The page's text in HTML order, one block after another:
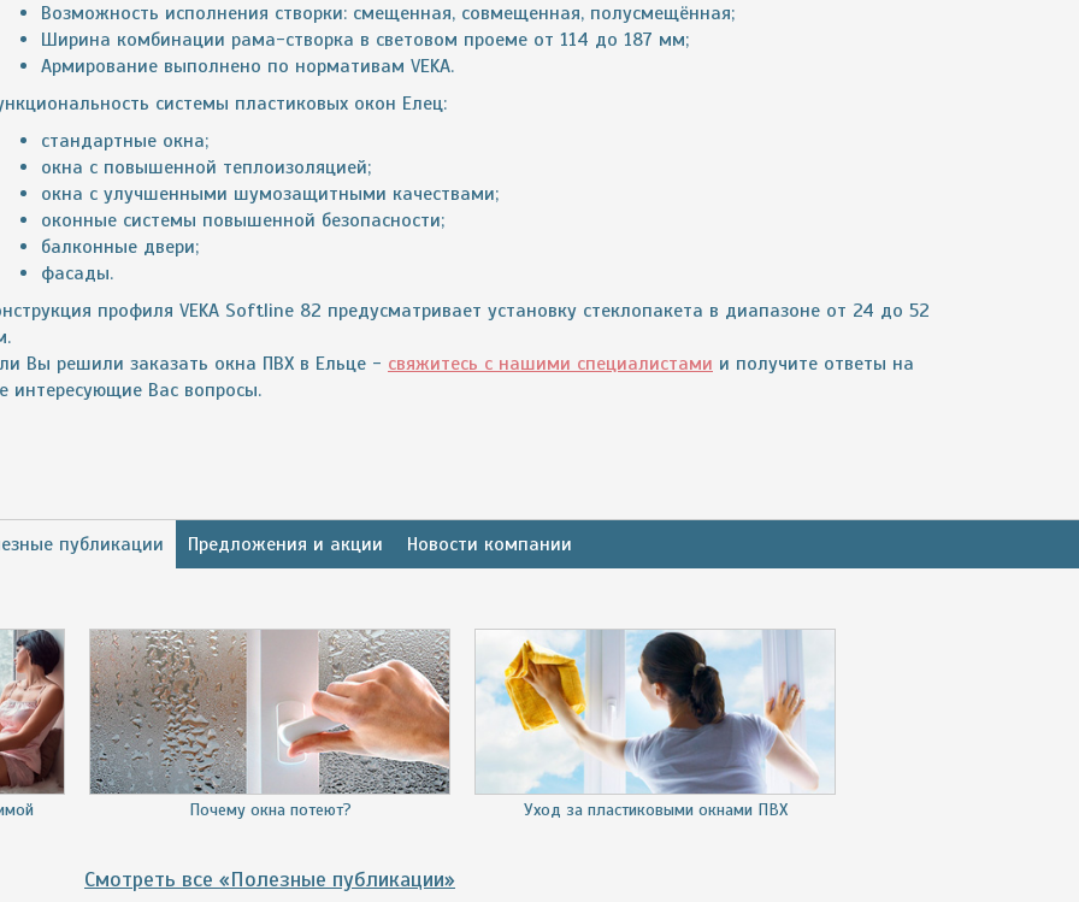
Возможность исполнения створки: смещенная, совмещенная, полусмещённая;
Ширина комбинации рама-створка в световом проеме от 114 до 187 мм;
Армирование выполнено по нормативам VEKA.
системы пластиковых окон Елец:
стандартные окна;
окна с повышенной теплоизоляцией;
окна с улучшенными шумозащитными качествами;
оконные системы повышенной безопасности;
балконные двери;
фасады.
профиля VEKA Softline 82 предусматривает установку стеклопакета в диапазоне от 24 до 52
Вы решили заказать окна ПВХ в Ельце - свяжитесь с нашими специалистами и получите ответы на
интересующие Вас вопросы.
публикации Предложения и акции Новости компании
Почему окна потеют? Уход за пластиковыми окнами ПВХ
Смотреть все «Полезные публикации»